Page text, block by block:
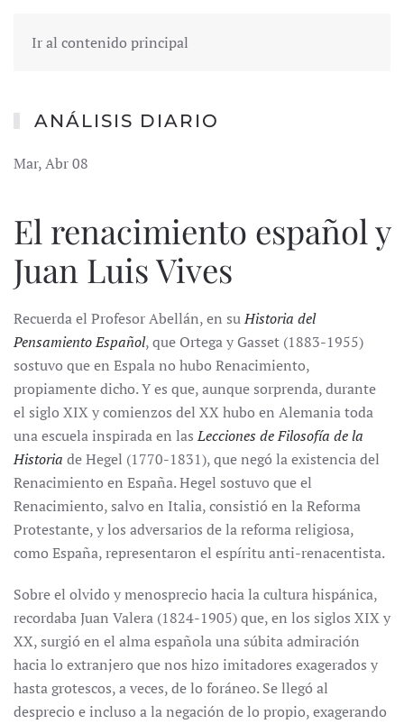
Ir al contenido principal
ANÁLISIS DIARIO
Mar, Abr 08
El renacimiento español y
Juan Luis Vives
Recuerda el Profesor Abellán, en suHistoria del
Pensamiento Español, que Ortega y Gasset (1883-1955)
sostuvo que en Espala no hubo Renacimiento,
propiamente dicho. Y es que, aunque sorprenda, durante
el siglo XIX y comienzos del XX hubo en Alemania toda
una escuela inspirada en lasLecciones de Filosofía de la
Historia de Hegel (1770-1831), que negó la existencia del
Renacimiento en España. Hegel sostuvo que el
Renacimiento, salvo en Italia, consistió en la Reforma
Protestante, y los adversarios de la reforma religiosa,
como España, representaron el espíritu anti-renacentista.
Sobre el olvido y menosprecio hacia la cultura hispánica,
recordaba Juan Valera (1824-1905) que, en los siglos XIX y
XX, surgió en el alma española una súbita admiración
hacia lo extranjero que nos hizo imitadores exagerados y
hasta grotescos, a veces, de lo foráneo. Se llegó al
desprecio e incluso a la negación de lo propio, exagerando